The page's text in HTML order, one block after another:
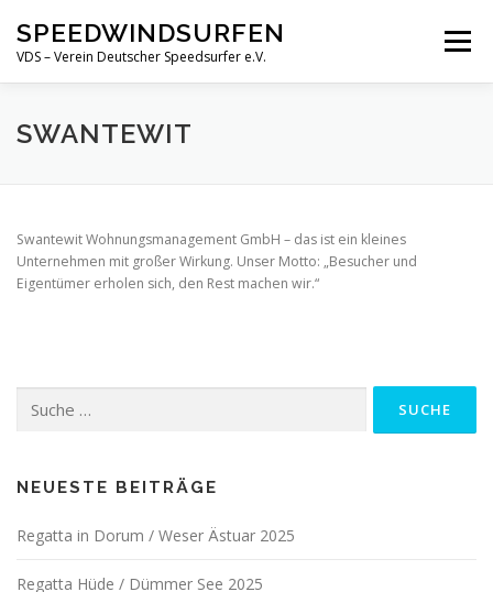
Inhalt
springen
SPEEDWINDSURFEN
VDS – Verein Deutscher Speedsurfer e.V.
Menü
ÜBER UNS GALERIE
SWANTEWIT
Swantewit Wohnungs­management GmbH – das ist ein kleines
Unternehmen mit großer Wirkung. Unser Motto: „Besucher und
Eigentümer erholen sich, den Rest machen wir.“
nach:
NEUESTE BEITRÄGE
Regatta in Dorum / Weser Ästuar 2025
Regatta Hüde / Dümmer See 2025